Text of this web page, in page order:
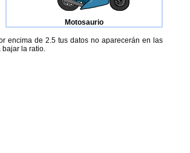
Motosaurio
encima de 2.5 tus datos no aparecerán en las
bajar la ratio.